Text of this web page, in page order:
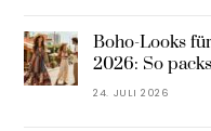
Boho-Looks
2026: So
24. JULI 2026